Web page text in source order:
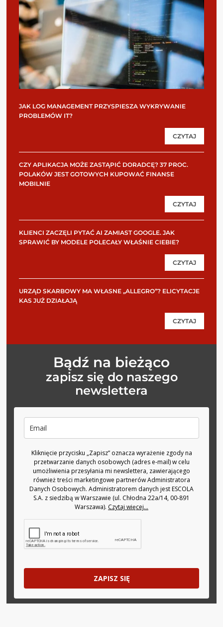
JAK LOG MANAGEMENT PRZYSPIESZA WYKRYWANIE
PROBLEMÓW IT?
CZYTAJ
CZY APLIKACJA MOŻE ZASTĄPIĆ DORADCĘ? 37 PROC.
POLAKÓW JEST GOTOWYCH KUPOWAĆ FINANSE
MOBILNIE
CZYTAJ
KLIENCI ZACZĘLI PYTAĆ AI ZAMIAST GOOGLE. JAK
SPRAWIĆ BY MODELE POLECAŁY WŁAŚNIE CIEBIE?
CZYTAJ
URZĄD SKARBOWY MA WŁASNE „ALLEGRO”? ELICYTACJE
KAS JUŻ DZIAŁAJĄ
CZYTAJ
Bądź na bieżąco
zapisz się do naszego
newslettera
Kliknięcie przycisku „Zapisz” oznacza wyrażenie zgody na
przetwarzanie danych osobowych (adres e-mail) w celu
umożliwienia przesyłania mi newslettera, zawierającego
również treści marketingowe partnerów Administratora
Danych Osobowych. Administratorem danych jest ESCOLA
S.A. z siedzibą w Warszawie (ul. Chłodna 22a/14, 00-891
Warszawa). Czytaj więcej...
ZAPISZ SIĘ